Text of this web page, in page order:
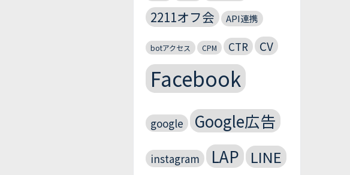
2211オフ会 API連携
botアクセス CPM CTR CV
Facebook
google Google広告
instagram LAP LINE